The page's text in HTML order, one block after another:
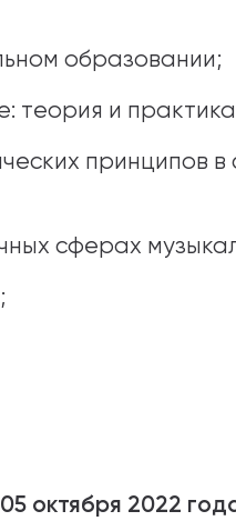
образовании;
теория и
принципов
сферах
октября 2022